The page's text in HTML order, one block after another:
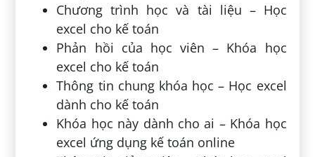
Chương trình học và tài liệu – Học
excel cho kế toán
Phản hồi của học viên – Khóa học
excel cho kế toán
Thông tin chung khóa học – Học excel
dành cho kế toán
Khóa học này dành cho ai – Khóa học
excel ứng dụng kế toán online